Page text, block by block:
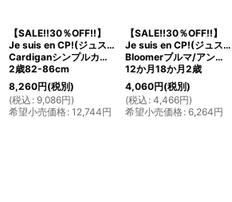
【SALE!!30％OFF!!】
Je suis en CP!(ジュスィザンセーペー)
Cardiganシンプルカーディガン（グレープ）
2歳82-86cm
8,260円(税別)
(税込 : 9,086円)
希望小売価格: 12,744円
【SALE!!30％OFF!!】
Je suis en CP!(ジュスィザンセーペー)
Bloomerブルマ/アンダースカート
12か月18か月2歳
4,060円(税別)
(税込 : 4,466円)
希望小売価格: 6,264円